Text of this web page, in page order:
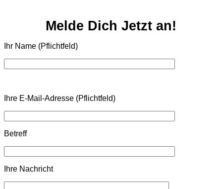
Melde Dich Jetzt an!
Ihr Name (Pflichtfeld)
Bitte lasse dieses Feld leer.
Ihre E-Mail-Adresse (Pflichtfeld)
Betreff
Ihre Nachricht